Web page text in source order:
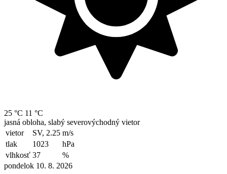
25 °C 11 °C
jasná obloha, slabý severovýchodný vietor
vietor
SV, 2.25 m/s
tlak
1023
hPa
vlhkosť 37
%
pondelok 10. 8. 2026